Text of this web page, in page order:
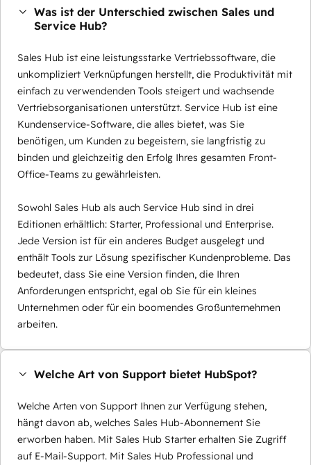
Was ist der Unterschied zwischen Sales und
Service Hub?
Sales Hub ist eine leistungsstarke Vertriebssoftware, die
unkompliziert Verknüpfungen herstellt, die Produktivität mit
einfach zu verwendenden Tools steigert und wachsende
Vertriebsorganisationen unterstützt. Service Hub ist eine
Kundenservice-Software, die alles bietet, was Sie
benötigen, um Kunden zu begeistern, sie langfristig zu
binden und gleichzeitig den Erfolg Ihres gesamten Front-
Office-Teams zu gewährleisten.
Sowohl Sales Hub als auch Service Hub sind in drei
Editionen erhältlich: Starter, Professional und Enterprise.
Jede Version ist für ein anderes Budget ausgelegt und
enthält Tools zur Lösung spezifischer Kundenprobleme. Das
bedeutet, dass Sie eine Version finden, die Ihren
Anforderungen entspricht, egal ob Sie für ein kleines
Unternehmen oder für ein boomendes Großunternehmen
arbeiten.
Welche Art von Support bietet HubSpot?
Welche Arten von Support Ihnen zur Verfügung stehen,
hängt davon ab, welches Sales Hub-Abonnement Sie
erworben haben. Mit Sales Hub Starter erhalten Sie Zugriff
auf E-Mail-Support. Mit Sales Hub Professional und